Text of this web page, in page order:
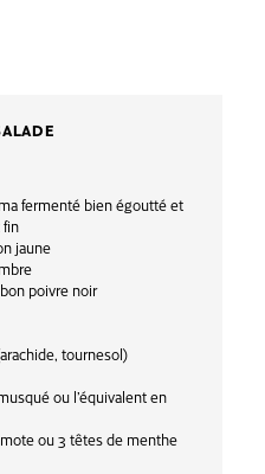
fermenté bien égoutté et
jaune
poivre noir
tournesol)
ou l’équivalent en
ou 3 têtes de menthe